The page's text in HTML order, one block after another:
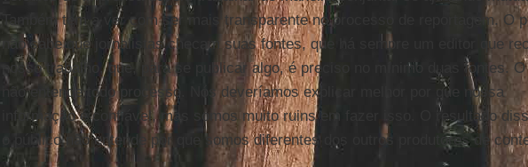
Também tem a ver com ser mais transparente no processo de reportagem. O
não sabe que jornalistas checam suas fontes, que há sempre um editor que
nosso trabalho, que, para se publicar algo, é preciso no mínimo duas fontes.
não entende todo processo. Nós deveríamos explicar melhor por que nossa
informação é confiável, mas somos muito ruins em fazer isso. O resultado
o público não entende por que somos diferentes dos outros produtores de